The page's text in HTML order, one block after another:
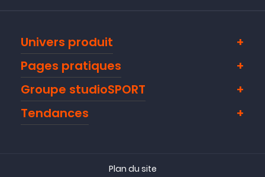
Univers produit
Pages pratiques
Groupe studioSPORT
Tendances
Plan du site